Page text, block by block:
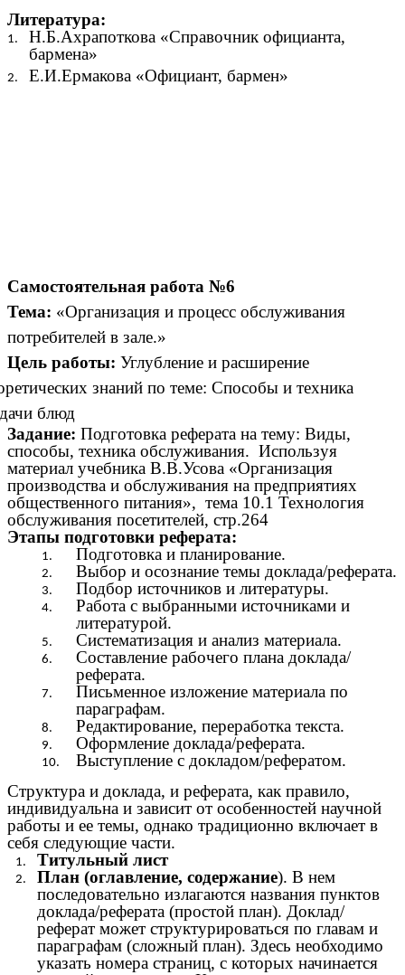
Литература:
Н.Б.Ахрапоткова «Справочник официанта,
бармена»
Е.И.Ермакова «Официант, бармен»
Самостоятельная работа №6
Тема: «Организация и процесс обслуживания
потребителей в зале.»
Цель работы: Углубление и расширение
знаний по теме: Способы и техника
блюд
Задание: Подготовка реферата на тему: Виды,
способы, техника обслуживания. Используя
материал учебника В.В.Усова «Организация
производства и обслуживания на предприятиях
общественного питания», тема 10.1 Технология
обслуживания посетителей, стр.264
Этапы подготовки реферата:
Подготовка и планирование.
Выбор и осознание темы доклада/реферата.
Подбор источников и литературы.
Работа с выбранными источниками и
литературой.
Систематизация и анализ материала.
Составление рабочего плана доклада/
реферата.
Письменное изложение материала по
параграфам.
Редактирование, переработка текста.
Оформление доклада/реферата.
Выступление с докладом/рефератом.
Структура и доклада, и реферата, как правило,
индивидуальна и зависит от особенностей научной
работы и ее темы, однако традиционно включает в
себя следующие части.
Титульный лист
План (оглавление, содержание). В нем
последовательно излагаются названия пунктов
доклада/реферата (простой план). Доклад/
реферат может структурироваться по главам и
параграфам (сложный план). Здесь необходимо
указать номера страниц, с которых начинается